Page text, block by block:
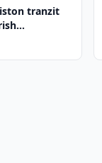
tranzit
qilishdi